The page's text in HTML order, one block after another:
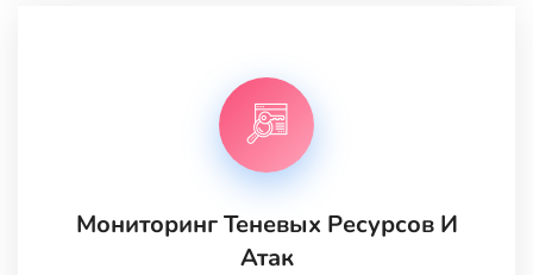
Мониторинг Теневых Ресурсов И
Атак